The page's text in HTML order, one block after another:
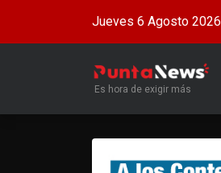
Jueves 6 Agosto 2026
Es hora de exigir más